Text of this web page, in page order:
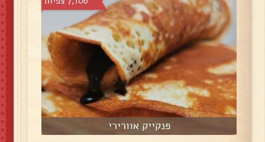
פנקייק אוורירי